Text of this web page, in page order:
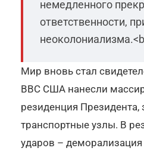
немедленного
ответственности,
Мир вновь стал
ВВС США нанесли
резиденция
транспортные узлы. В
ударов –